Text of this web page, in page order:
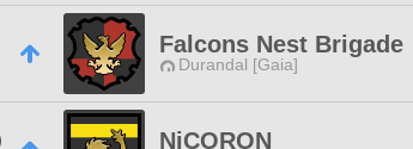
Falcons Nest Brigade
Durandal [Gaia]
NiCORON